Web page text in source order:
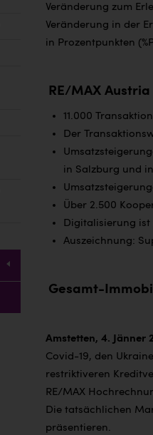
Veränderung zum
Veränderung in der
in Prozentpunkten
RE/MAX
11.000
Der
in Salzburg und
Über 2.500
Digitalisierung ist
Auszeichnung:
Gesamt-
Amstetten, 4. Jänner
Covid-19, den
restriktiveren
RE/MAX
Die tatsächlichen
präsentieren.